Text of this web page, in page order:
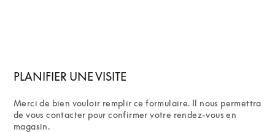
PLANIFIER UNE VISITE
Merci de bien vouloir remplir ce formulaire. Il nous permettra
de vous contacter pour confirmer votre rendez-vous en
magasin.